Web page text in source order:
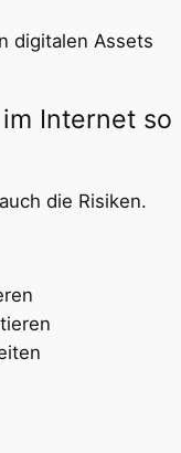
digitalen Assets
Internet so
die Risiken.